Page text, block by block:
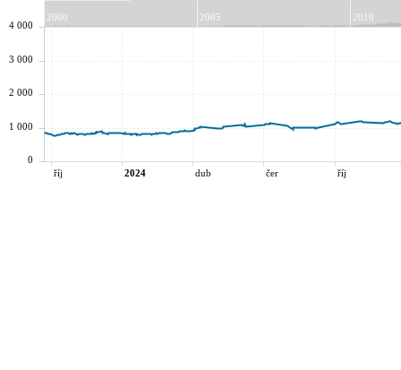
2000 2005 2010
0
1 000
2 000
3 000
4 000
říj 2024 dub čer říj